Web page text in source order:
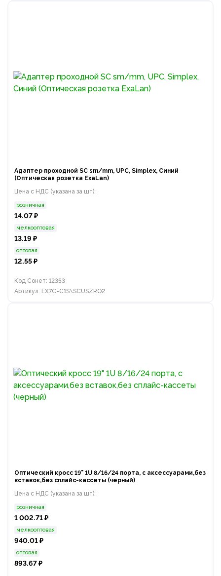
Адаптер проходной SC sm/mm, UPC, Simplex, Синий
(Оптическая розетка ExaLan)
Цена с НДС (указана за шт):
розничная
14.07 ₽
мелкооптовая
13.19 ₽
оптовая
12.55 ₽
Код Сонет: 12353
Артикул: EX7C-C1S\SCUSZRO2
Оптический кросс 19" 1U 8/16/24 порта, с аксессуарами,без
вставок,без сплайс-кассеты (черный)
Цена с НДС (указана за шт):
розничная
1 002.71 ₽
мелкооптовая
940.01 ₽
оптовая
893.67 ₽